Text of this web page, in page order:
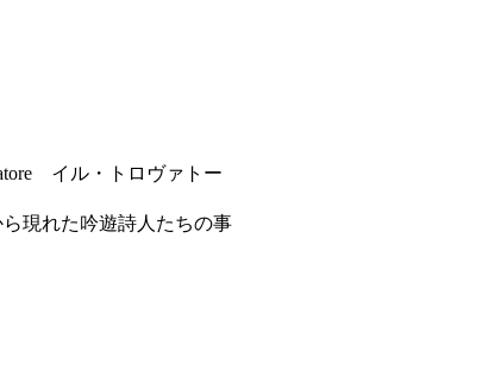
イル・トロヴァトー
現れた吟遊詩人たちの事